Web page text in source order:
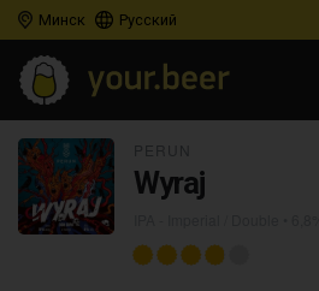
Минск Русский
Wyraj